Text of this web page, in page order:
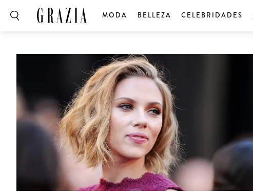
MODA BELLEZA CELEBRIDADES